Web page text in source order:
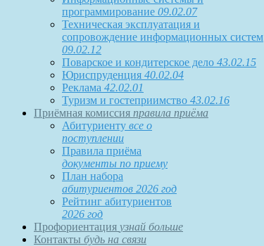
программирование 09.02.07
Техническая эксплуатация и
сопровождение информационных систем
09.02.12
Поварское и кондитерское дело 43.02.15
Юриспруденция 40.02.04
Реклама 42.02.01
Туризм и гостеприимство 43.02.16
Приёмная комиссия правила приёма
Абитуриенту все о
поступлении
Правила приёма
документы по приему
План набора
абитуриентов 2026 год
Рейтинг абитуриентов
2026 год
Профориентация узнай больше
Контакты будь на связи